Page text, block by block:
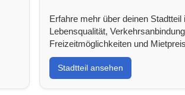
Erfahre mehr über deinen Stadtteil
Lebensqualität,
Freizeitmöglichkeiten und
Stadtteil ansehen